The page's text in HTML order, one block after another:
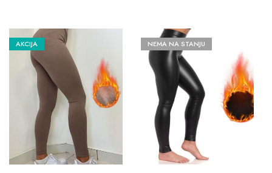
AKCIJA NEMA NA STANJU